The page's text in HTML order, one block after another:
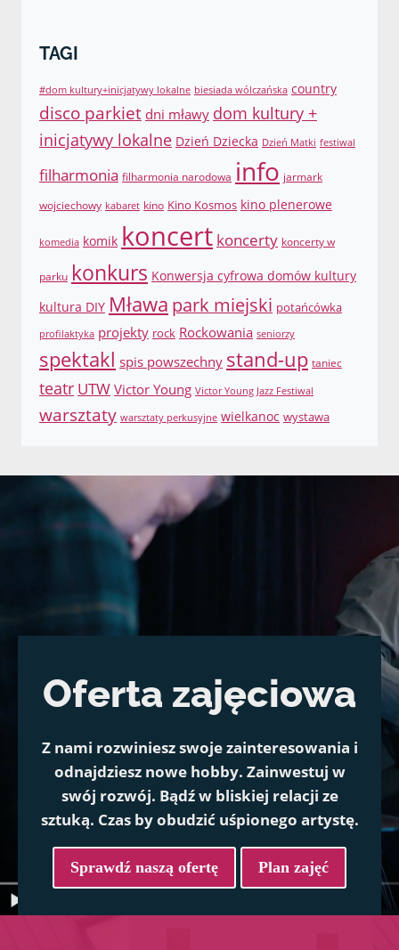
TAGI
#dom kultury+inicjatywy lokalne biesiada wólczańska country
disco parkiet dni mławy dom kultury +
inicjatywy lokalne Dzień Dziecka Dzień Matki festiwal
filharmonia filharmonia narodowa info jarmark
wojciechowy kabaret kino Kino Kosmos kino plenerowe
komedia komik koncert koncerty koncerty w
parku konkurs Konwersja cyfrowa domów kultury
kultura DIY Mława park miejski potańcówka
profilaktyka projekty rock Rockowania seniorzy
spektakl spis powszechny stand-up taniec
teatr UTW Victor Young Victor Young Jazz Festiwal
warsztaty warsztaty perkusyjne wielkanoc wystawa
Oferta zajęciowa
Z nami rozwiniesz swoje zainteresowania i
odnajdziesz nowe hobby. Zainwestuj w
swój rozwój. Bądź w bliskiej relacji ze
sztuką. Czas by obudzić uśpionego artystę.
Sprawdź naszą ofertę Plan zajęć